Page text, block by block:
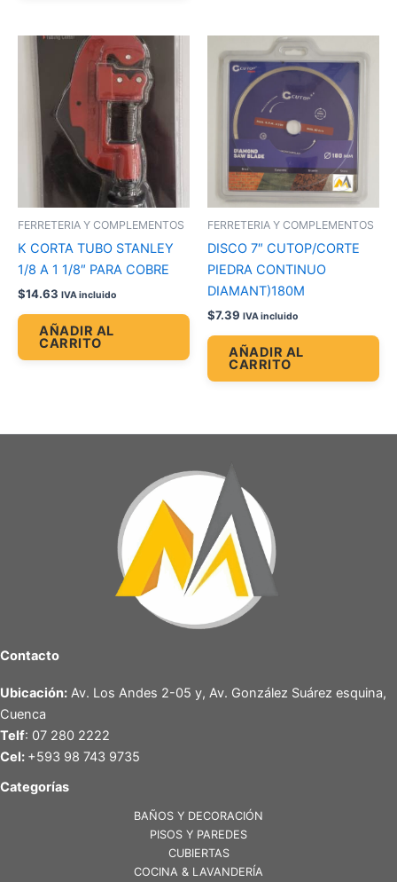
FERRETERIA Y COMPLEMENTOS
K CORTA TUBO STANLEY
1/8 A 1 1/8″ PARA COBRE
$14.63 IVA incluido
AÑADIR AL
CARRITO
FERRETERIA Y COMPLEMENTOS
DISCO 7″ CUTOP/CORTE
PIEDRA CONTINUO
DIAMANT)180M
$7.39 IVA incluido
AÑADIR AL
CARRITO
Contacto
Ubicación: Av. Los Andes 2-05 y, Av. González Suárez esquina,
Cuenca
Telf: 07 280 2222
Cel: +593 98 743 9735
Categorías
BAÑOS Y DECORACIÓN
PISOS Y PAREDES
CUBIERTAS
COCINA & LAVANDERÍA